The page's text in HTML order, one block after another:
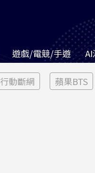
遊戲/電競/手遊
行動斷網 蘋果BTS